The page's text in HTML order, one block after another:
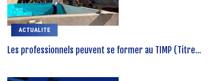
ACTUALITE
Les professionnels peuvent se former au TIMP (Titre...